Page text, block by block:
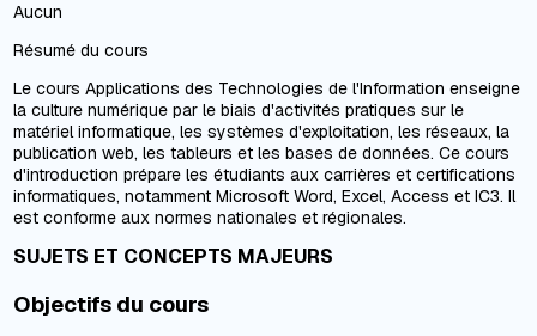
Aucun
Résumé du cours
Le cours Applications des Technologies de l'Information enseigne
la culture numérique par le biais d'activités pratiques sur le
matériel informatique, les systèmes d'exploitation, les réseaux, la
publication web, les tableurs et les bases de données. Ce cours
d'introduction prépare les étudiants aux carrières et certifications
informatiques, notamment Microsoft Word, Excel, Access et IC3. Il
est conforme aux normes nationales et régionales.
SUJETS ET CONCEPTS MAJEURS
Objectifs du cours